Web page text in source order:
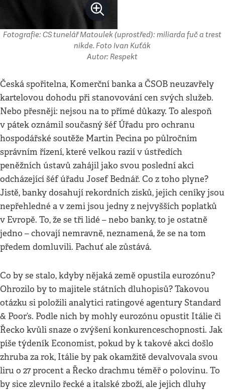
Fotografie: CS tunelář Matoulek (uprostřed): miliarda fuč a trest
nikde. Foto Ivan Kuťák
Autor: Respekt
Česká spořitelna, Komerční banka a ČSOB neuzavřely
kartelovou dohodu při stanovování cen svých služeb.
Nebo přesněji: nejsou na to přímé důkazy. To alespoň
v pátek oznámil současný šéf Úřadu pro ochranu
hospodářské soutěže Martin Pecina po půlročním
správním řízení, které velkou razií v ústředích
peněžních ústavů zahájil jako svou poslední akci
odcházející šéf úřadu Josef Bednář. Co z toho plyne?
Jistě, banky dosahují rekordních zisků, jejich ceníky jsou
nepřehledné a v zemi jsou jedny z nejvyšších poplatků
v Evropě. To, že se tři lidé – nebo banky, to je ostatně
jedno – chovají nemravně, neznamená, že se na tom
předem domluvili. Pachuť ale zůstává.
Co by se stalo, kdyby nějaká země opustila eurozónu?
Ohrozilo by to majitele státních dluhopisů? Takovou
otázku si položili analytici ratingové agentury Standard
& Poor’s. Podle nich by mohly eurozónu opustit Itálie či
Řecko kvůli snaze o zvýšení konkurenceschopnosti. Jak
píše týdeník Economist, pokud by k takové akci došlo
zhruba za rok, Itálie by pak okamžitě devalvovala svou
liru o 27 procent a Řecko drachmu téměř o polovinu. To
by sice zlevnilo řecké a italské zboží, ale jejich dluhy